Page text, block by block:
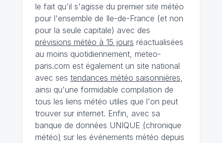
le fait qu'il s'agisse du premier site météo
pour l'ensemble de Ile-de-France (et non
pour la seule capitale) avec des
prévisions météo à 15 jours réactualisées
au moins quotidiennement, meteo-
paris.com est également un site national
avec ses tendances météo saisonnières
ainsi qu'une formidable compilation de
tous les liens météo utiles que l'on peut
trouver sur internet. Enfin, avec sa
banque de données UNIQUE (chronique
météo) sur les événements météo depuis